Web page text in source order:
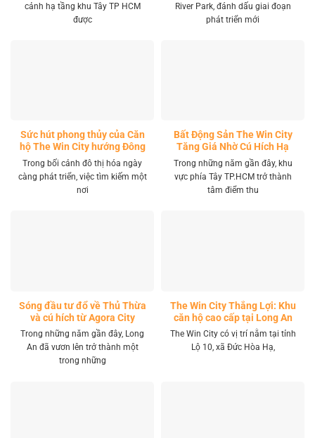
cảnh hạ tầng khu Tây TP HCM
được
River Park, đánh dấu giai đoạn
phát triển mới
Sức hút phong thủy của Căn
hộ The Win City hướng Đông
Nam
Trong bối cảnh đô thị hóa ngày
càng phát triển, việc tìm kiếm một
nơi
Bất Động Sản The Win City
Tăng Giá Nhờ Cú Hích Hạ
Tầng
Trong những năm gần đây, khu
vực phía Tây TP.HCM trở thành
tâm điểm thu
Sóng đầu tư đổ về Thủ Thừa
và cú hích từ Agora City
Trong những năm gần đây, Long
An đã vươn lên trở thành một
trong những
The Win City Thắng Lợi: Khu
căn hộ cao cấp tại Long An
The Win City có vị trí nằm tại tỉnh
Lộ 10, xã Đức Hòa Hạ,